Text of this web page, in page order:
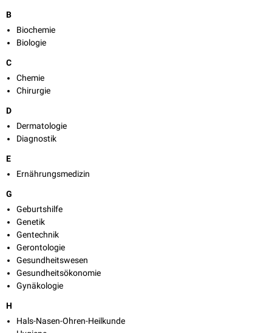
B
Biochemie
Biologie
C
Chemie
Chirurgie
D
Dermatologie
Diagnostik
E
Ernährungsmedizin
G
Geburtshilfe
Genetik
Gentechnik
Gerontologie
Gesundheitswesen
Gesundheitsökonomie
Gynäkologie
H
Hals-Nasen-Ohren-Heilkunde